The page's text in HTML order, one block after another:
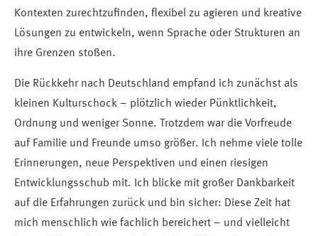
Kontexten zurechtzufinden, flexibel zu agieren und kreative
Lösungen zu entwickeln, wenn Sprache oder Strukturen an
ihre Grenzen stoßen.
Die Rückkehr nach Deutschland empfand ich zunächst als
kleinen Kulturschock – plötzlich wieder Pünktlichkeit,
Ordnung und weniger Sonne. Trotzdem war die Vorfreude
auf Familie und Freunde umso größer. Ich nehme viele tolle
Erinnerungen, neue Perspektiven und einen riesigen
Entwicklungsschub mit. Ich blicke mit großer Dankbarkeit
auf die Erfahrungen zurück und bin sicher: Diese Zeit hat
mich menschlich wie fachlich bereichert – und vielleicht